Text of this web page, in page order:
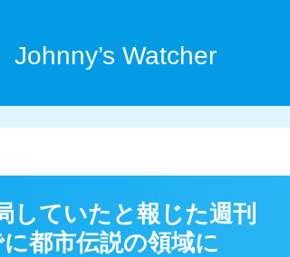
Johnny’s Watcher
していたと報じた週刊
都市伝説の領域に